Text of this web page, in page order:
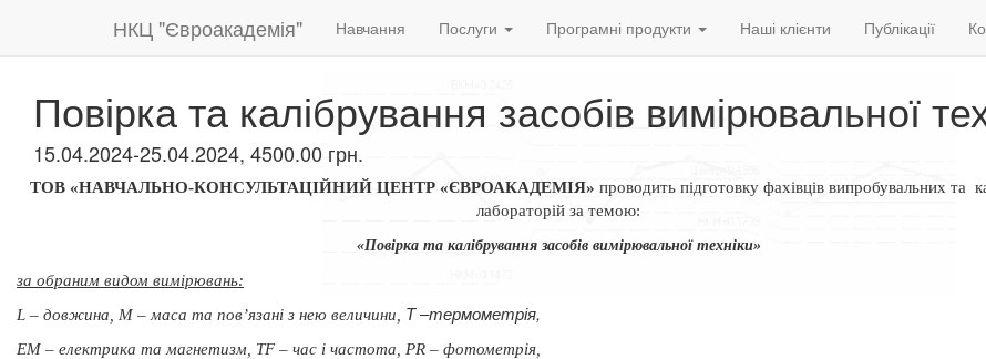
НКЦ "Євроакадемія" Навчання Послуги Програмні продукти Наші клієнти Публікації
Повірка та калібрування засобів вимірювальної
15.04.2024-25.04.2024, 4500.00 грн.
ТОВ «НАВЧАЛЬНО-КОНСУЛЬТАЦІЙНИЙ ЦЕНТР «ЄВРОАКАДЕМІЯ» проводить підготовку фахівців випробувальних та
лабораторій за темою:
«Повірка та калібрування засобів вимірювальної техніки»
за обраним видом вимірювань:
L – довжина, М – маса та пов’язані з нею величини,
Т –термометрія,
ЕМ – електрика та магнетизм, ТF – час і частота, РR – фотометрія,